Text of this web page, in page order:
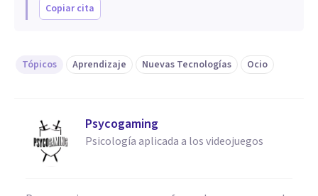
Copiar cita
Tópicos Aprendizaje Nuevas Tecnologías Ocio
Psycogaming
Psicología aplicada a los videojuegos